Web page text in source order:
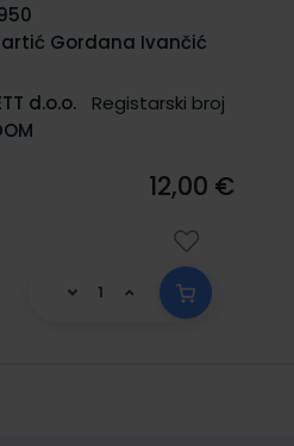
Gordana Ivančić
d.o.o.
Registarski broj
12,00 €